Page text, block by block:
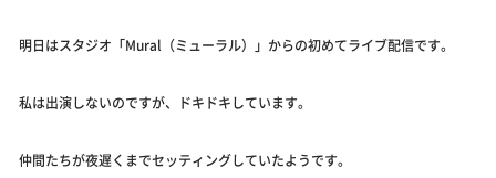
明日はスタジオ「Mural（ミューラル）」からの初めてライブ配信です。
私は出演しないのですが、ドキドキしています。
仲間たちが夜遅くまでセッティングしていたようです。